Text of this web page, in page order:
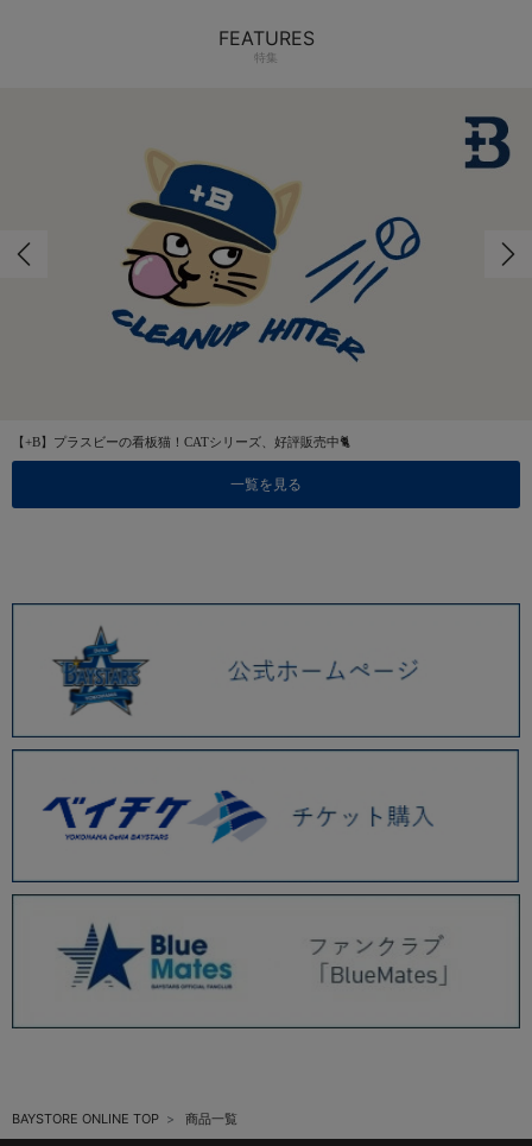
FEATURES
特集
【+B】プラスビーの看板猫！CATシリーズ、好評販売中🐈
一覧を見る
BAYSTORE ONLINE TOP 商品一覧